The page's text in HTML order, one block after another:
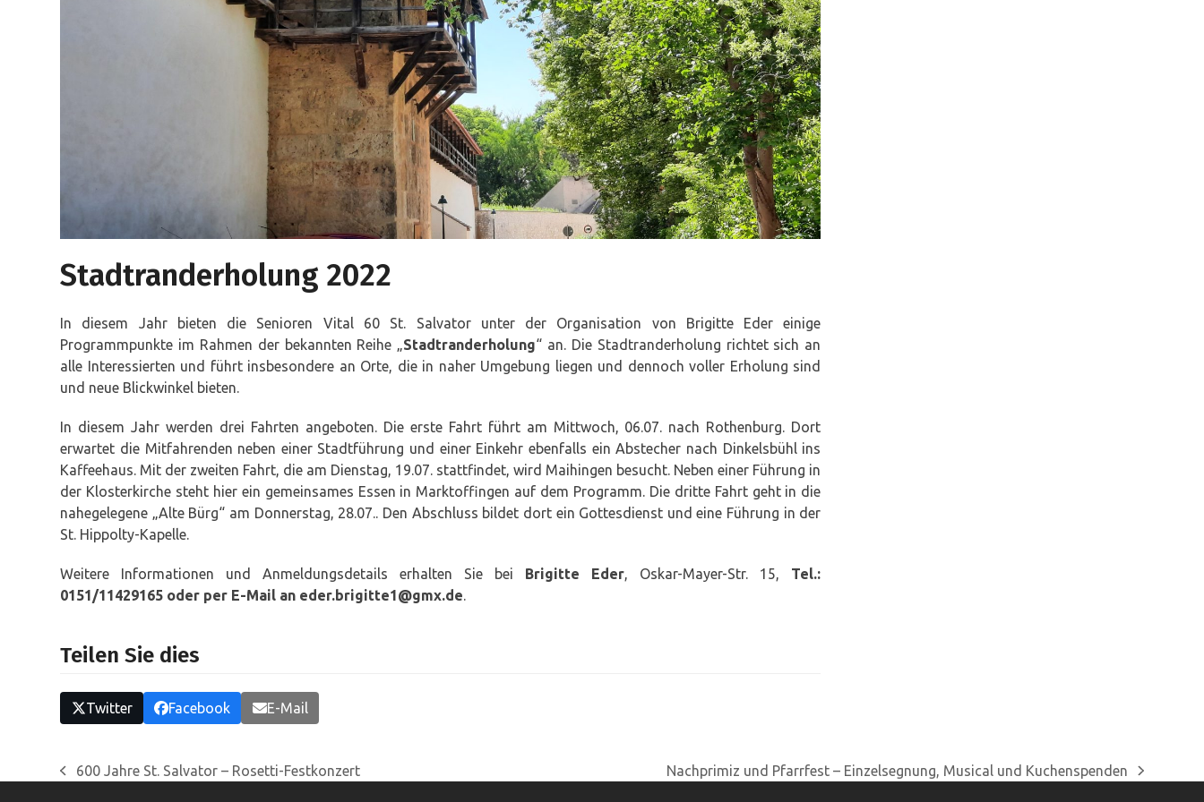
Stadtranderholung 2022
In diesem Jahr bieten die Senioren Vital 60 St. Salvator unter der Organisation von Brigitte Eder einige
Programmpunkte im Rahmen der bekannten Reihe „Stadtranderholung“ an. Die Stadtranderholung richtet sich an
alle Interessierten und führt insbesondere an Orte, die in naher Umgebung liegen und dennoch voller Erholung sind
und neue Blickwinkel bieten.
In diesem Jahr werden drei Fahrten angeboten. Die erste Fahrt führt am Mittwoch, 06.07. nach Rothenburg. Dort
erwartet die Mitfahrenden neben einer Stadtführung und einer Einkehr ebenfalls ein Abstecher nach Dinkelsbühl ins
Kaffeehaus. Mit der zweiten Fahrt, die am Dienstag, 19.07. stattfindet, wird Maihingen besucht. Neben einer Führung in
der Klosterkirche steht hier ein gemeinsames Essen in Marktoffingen auf dem Programm. Die dritte Fahrt geht in die
nahegelegene „Alte Bürg“ am Donnerstag, 28.07.. Den Abschluss bildet dort ein Gottesdienst und eine Führung in der
St. Hippolty-Kapelle.
Weitere Informationen und Anmeldungsdetails erhalten Sie bei Brigitte Eder, Oskar-Mayer-Str. 15, Tel.:
0151/11429165 oder per E-Mail an eder.brigitte1@gmx.de.
Teilen Sie dies
Twitter Facebook E-Mail
vorheriger
600 Jahre St. Salvator – Rosetti-Festkonzert
Nächster
Nachprimiz und Pfarrfest – Einzelsegnung, Musical und Kuchenspenden